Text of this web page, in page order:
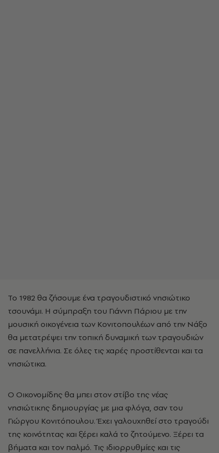
Το 1982 θα ζήσουμε ένα τραγουδιστικό νησιώτικο
τσουνάμι. Η σύμπραξη του Γιάννη Πάριου με την
μουσική οικογένεια των Κονιτοπουλέων από την Νάξο
θα μετατρέψει την τοπική δυναμική των τραγουδιών
σε πανελλήνια. Σε όλες τις χαρές προστίθενται και τα
νησιώτικα.
Ο Οικονομίδης θα μπει στον στίβο της νέας
νησιώτικης δημιουργίας με μια φλόγα, σαν του
Γιώργου Κονιτόπουλου. Έχει γαλουχηθεί στο τραγούδι
της κοινότητας και ξέρει καλά το ζητούμενο. Ξέρει τα
βήματα και τον παλμό. Τις ιδιορρυθμίες και τις